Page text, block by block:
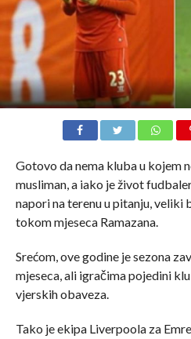
Gotovo da nema kluba u kojem
musliman, a iako je život
napori na terenu u pitanju, veliki
tokom mjeseca Ramazana.
Srećom, ove godine je sezona
mjeseca, ali igračima pojedini
vjerskih obaveza.
Tako je ekipa Liverpoola za